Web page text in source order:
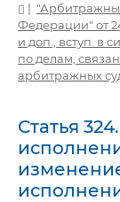
|
Федерации" от
и доп., вступ. в
по делам,
арбитражных
Статья